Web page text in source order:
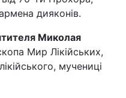
дияконів.
Миколая
Мир Лікійських,
мучениці